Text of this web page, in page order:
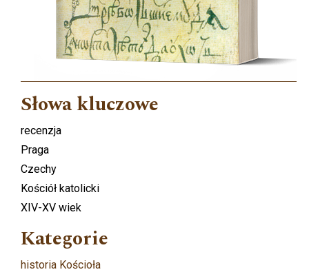
Słowa kluczowe
recenzja
Praga
Czechy
Kościół katolicki
XIV-XV wiek
Kategorie
historia Kościoła